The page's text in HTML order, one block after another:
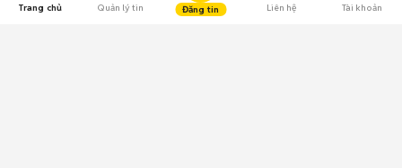
Trang chủ Quản lý tin Đăng tin Liên hệ Tài khoản